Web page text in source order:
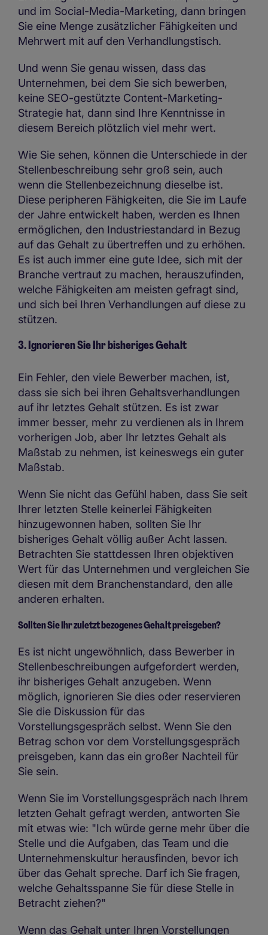
und im Social-Media-Marketing, dann bringen
Sie eine Menge zusätzlicher Fähigkeiten und
Mehrwert mit auf den Verhandlungstisch.
Und wenn Sie genau wissen, dass das
Unternehmen, bei dem Sie sich bewerben,
keine SEO-gestützte Content-Marketing-
Strategie hat, dann sind Ihre Kenntnisse in
diesem Bereich plötzlich viel mehr wert.
Wie Sie sehen, können die Unterschiede in der
Stellenbeschreibung sehr groß sein, auch
wenn die Stellenbezeichnung dieselbe ist.
Diese peripheren Fähigkeiten, die Sie im Laufe
der Jahre entwickelt haben, werden es Ihnen
ermöglichen, den Industriestandard in Bezug
auf das Gehalt zu übertreffen und zu erhöhen.
Es ist auch immer eine gute Idee, sich mit der
Branche vertraut zu machen, herauszufinden,
welche Fähigkeiten am meisten gefragt sind,
und sich bei Ihren Verhandlungen auf diese zu
stützen.
3. Ignorieren Sie Ihr bisheriges Gehalt
Ein Fehler, den viele Bewerber machen, ist,
dass sie sich bei ihren Gehaltsverhandlungen
auf ihr letztes Gehalt stützen. Es ist zwar
immer besser, mehr zu verdienen als in Ihrem
vorherigen Job, aber Ihr letztes Gehalt als
Maßstab zu nehmen, ist keineswegs ein guter
Maßstab.
Wenn Sie nicht das Gefühl haben, dass Sie seit
Ihrer letzten Stelle keinerlei Fähigkeiten
hinzugewonnen haben, sollten Sie Ihr
bisheriges Gehalt völlig außer Acht lassen.
Betrachten Sie stattdessen Ihren objektiven
Wert für das Unternehmen und vergleichen Sie
diesen mit dem Branchenstandard, den alle
anderen erhalten.
Sollten Sie Ihr zuletzt bezogenes Gehalt preisgeben?
Es ist nicht ungewöhnlich, dass Bewerber in
Stellenbeschreibungen aufgefordert werden,
ihr bisheriges Gehalt anzugeben. Wenn
möglich, ignorieren Sie dies oder reservieren
Sie die Diskussion für das
Vorstellungsgespräch selbst. Wenn Sie den
Betrag schon vor dem Vorstellungsgespräch
preisgeben, kann das ein großer Nachteil für
Sie sein.
Wenn Sie im Vorstellungsgespräch nach Ihrem
letzten Gehalt gefragt werden, antworten Sie
mit etwas wie: "Ich würde gerne mehr über die
Stelle und die Aufgaben, das Team und die
Unternehmenskultur herausfinden, bevor ich
über das Gehalt spreche. Darf ich Sie fragen,
welche Gehaltsspanne Sie für diese Stelle in
Betracht ziehen?"
Wenn das Gehalt unter Ihren Vorstellungen